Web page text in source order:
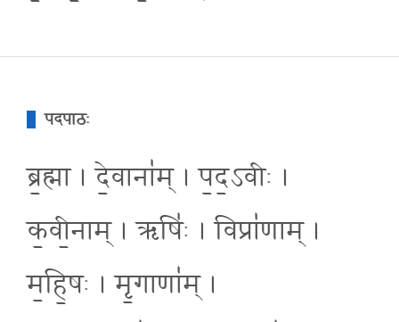
पदपाठः
ब्र॒ह्मा । दे॒वाना॑म् । प॒द॒ऽवीः ।
क॒वी॒नाम् । ऋषिः॑ । विप्रा॑णाम् ।
म॒हि॒षः । मृ॒गाणा॑म् ।